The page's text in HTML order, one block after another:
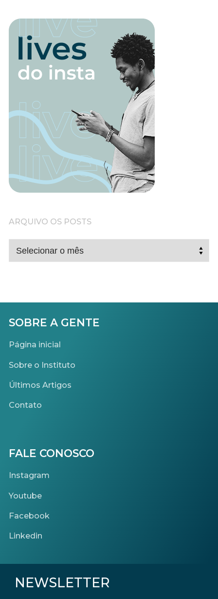
ARQUIVO OS POSTS
ARQUIVO
OS
SOBRE A GENTE
Página inicial
Sobre o Instituto
Últimos Artigos
Contato
FALE CONOSCO
Instagram
Youtube
Facebook
Linkedin
NEWSLETTER